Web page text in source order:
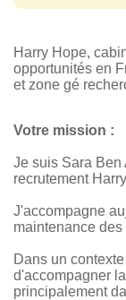
Harry Hope,
opportunités en
et zone gé
Votre mission :
Je suis Sara Ben
recrutement
J'accompagne
maintenance
Dans un
d'accompagner
principalement